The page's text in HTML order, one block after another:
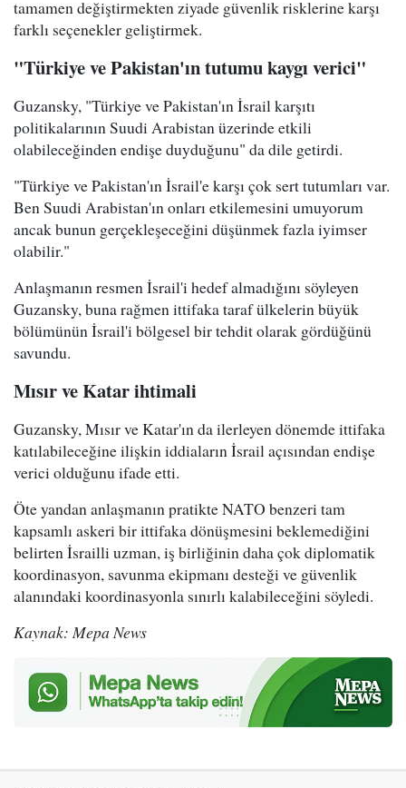
tamamen değiştirmekten ziyade güvenlik risklerine karşı
farklı seçenekler geliştirmek.
"Türkiye ve Pakistan'ın tutumu kaygı verici"
Guzansky, "Türkiye ve Pakistan'ın İsrail karşıtı
politikalarının Suudi Arabistan üzerinde etkili
olabileceğinden endişe duyduğunu" da dile getirdi.
"Türkiye ve Pakistan'ın İsrail'e karşı çok sert tutumları var.
Ben Suudi Arabistan'ın onları etkilemesini umuyorum
ancak bunun gerçekleşeceğini düşünmek fazla iyimser
olabilir."
Anlaşmanın resmen İsrail'i hedef almadığını söyleyen
Guzansky, buna rağmen ittifaka taraf ülkelerin büyük
bölümünün İsrail'i bölgesel bir tehdit olarak gördüğünü
savundu.
Mısır ve Katar ihtimali
Guzansky, Mısır ve Katar'ın da ilerleyen dönemde ittifaka
katılabileceğine ilişkin iddiaların İsrail açısından endişe
verici olduğunu ifade etti.
Öte yandan anlaşmanın pratikte NATO benzeri tam
kapsamlı askeri bir ittifaka dönüşmesini beklemediğini
belirten İsrailli uzman, iş birliğinin daha çok diplomatik
koordinasyon, savunma ekipmanı desteği ve güvenlik
alanındaki koordinasyonla sınırlı kalabileceğini söyledi.
Kaynak: Mepa News